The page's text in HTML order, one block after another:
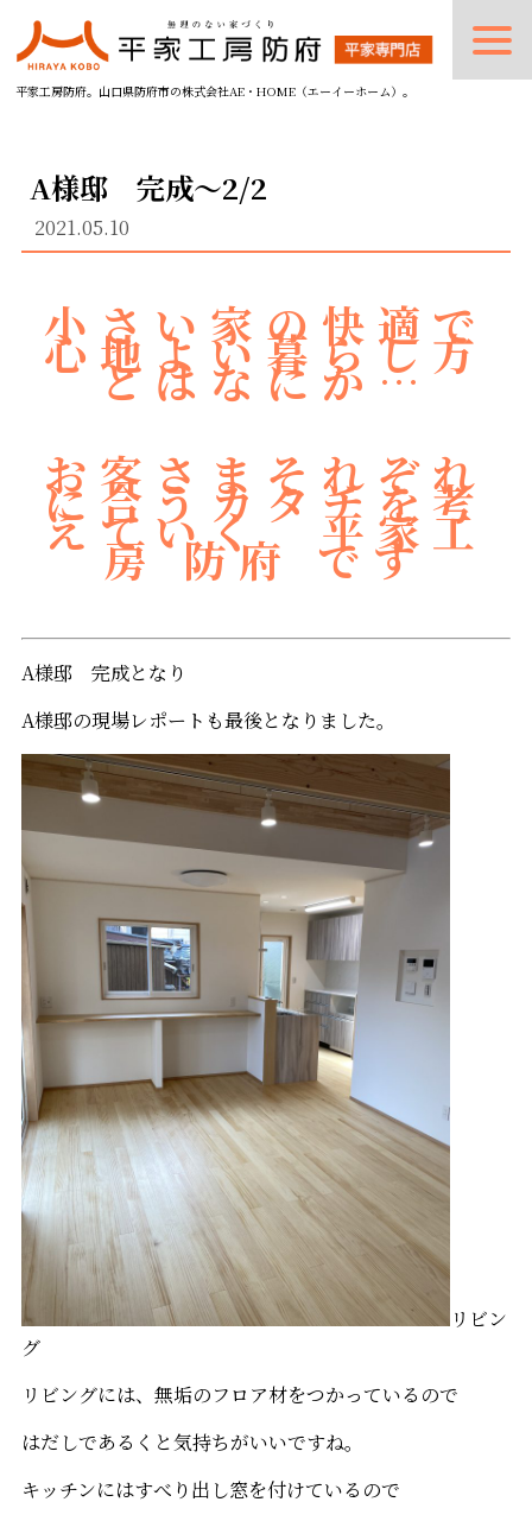
平家工房防府。山口県防府市の株式会社AE・HOME（エーイーホーム）。
A様邸 完成～2/2
2021.05.10
小さい家の快適で
心地よい暮らし方
とはなにか…
お客さまそれぞれ
に合うカタチを考
えていく 平家工
房 防府 です
A様邸 完成となり
A様邸の現場レポートも最後となりました。
リビン
グ
リビングには、無垢のフロア材をつかっているので
はだしであるくと気持ちがいいですね。
キッチンにはすべり出し窓を付けているので